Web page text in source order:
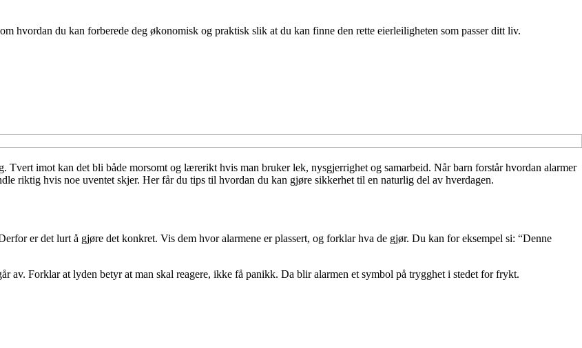
hvordan du kan forberede deg økonomisk og praktisk slik at du kan finne den rette eierleiligheten som passer ditt liv.
imot kan det bli både morsomt og lærerikt hvis man bruker lek, nysgjerrighet og samarbeid. Når barn forstår hvordan alarmer
riktig hvis noe uventet skjer. Her får du tips til hvordan du kan gjøre sikkerhet til en naturlig del av hverdagen.
er det lurt å gjøre det konkret. Vis dem hvor alarmene er plassert, og forklar hva de gjør. Du kan for eksempel si: “Denne
av. Forklar at lyden betyr at man skal reagere, ikke få panikk. Da blir alarmen et symbol på trygghet i stedet for frykt.